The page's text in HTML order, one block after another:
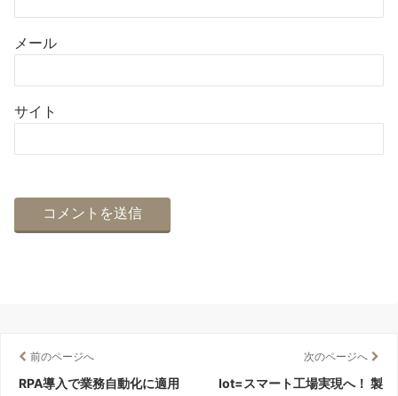
メール
サイト
前のページへ
RPA導入で業務自動化に適用
次のページへ
Iot=スマート工場実現へ！ 製